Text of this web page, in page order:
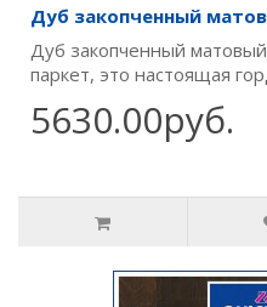
Дуб закопченный
Дуб закопченный матовый
паркет, это настоящая
5630.00руб.